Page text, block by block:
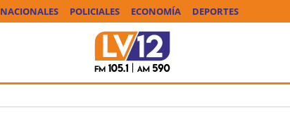
NACIONALES POLICIALES ECONOMÍA DEPORTES